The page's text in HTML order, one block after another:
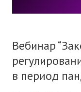
Вебинар
в период